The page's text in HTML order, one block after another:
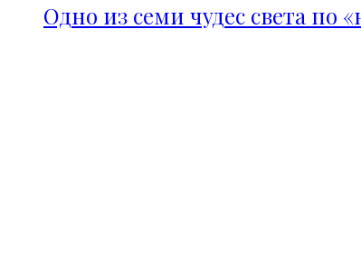
Одно из семи чудес света по